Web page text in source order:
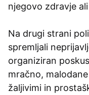
njegovo zdravje
Na drugi strani
spremljali
organiziran
mračno,
žaljivimi in